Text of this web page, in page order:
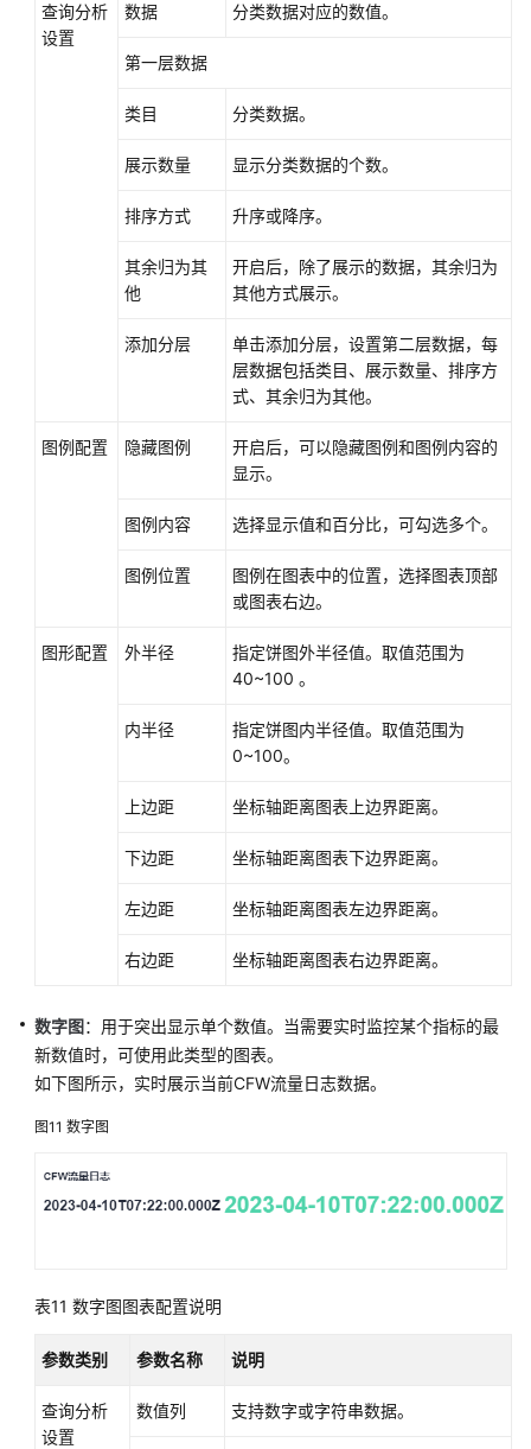
查询分析
设置
数据 分类数据对应的数值。
第一层数据
类目 分类数据。
展示数量 显示分类数据的个数。
排序方式 升序或降序。
其余归为其
他
开启后，除了展示的数据，其余归为
其他方式展示。
添加分层
单击添加分层，设置第二层数据，每
层数据包括类目、展示数量、排序方
式、其余归为其他。
图例配置 隐藏图例
开启后，可以隐藏图例和图例内容的
显示。
图例内容 选择显示值和百分比，可勾选多个。
图例位置
图例在图表中的位置，选择图表顶部
或图表右边。
图形配置 外半径
指定饼图外半径值。取值范围为
40~100 。
内半径
指定饼图内半径值。取值范围为
0~100。
上边距 坐标轴距离图表上边界距离。
下边距 坐标轴距离图表下边界距离。
左边距 坐标轴距离图表左边界距离。
右边距 坐标轴距离图表右边界距离。
数字图：用于突出显示单个数值。当需要实时监控某个指标的最
新数值时，可使用此类型的图表。
如下图所示，实时展示当前CFW流量日志数据。
图11 数字图
表11 数字图图表配置说明
参数类别 参数名称 说明
查询分析
设置
数值列 支持数字或字符串数据。